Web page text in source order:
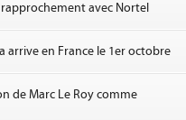
avec Nortel
arrive en France le 1er octobre
de Marc Le Roy comme